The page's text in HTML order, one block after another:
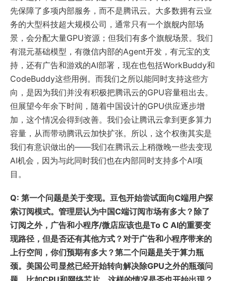
先保障了多项内部服务，而不是腾讯云。大多数拥有云业
务的大型科技超大规模公司，通常只有一个旗舰内部场
景，会分配大量GPU资源；但我们有多个旗舰场景。我们
有混元基础模型，有微信内部的Agent开发，有元宝的支
持，还有广告和游戏的AI部署，现在也包括WorkBuddy和
CodeBuddy这些用例。而我们之所以能同时支持这些方
向，是因为我们并没有积极把腾讯云的GPU容量租出去。
但展望今年余下时间，随着中国设计的GPU供应逐步增
加，这个情况会得到改善。我们会让腾讯云拿到更多算力
容量，从而带动腾讯云加快扩张。所以，这个权衡其实是
我们有意识做出的——我们在腾讯云上稍微晚一些去变现
AI机会，因为与此同时我们也在内部同时支持多个AI项
目。
Q: 第一个问题是关于变现。豆包开始尝试面向C端用户探
索订阅模式。管理层认为中国C端订阅市场有多大？除了
订阅之外，广告和小程序/微店应该也是To C AI的重要变
现路径，但是否还有其他方式？对于广告和小程序带来的
上行空间，你们预期有多大？第二个问题是关于算力瓶
颈。美国公司显然已经开始转向解决除GPU之外的瓶颈问